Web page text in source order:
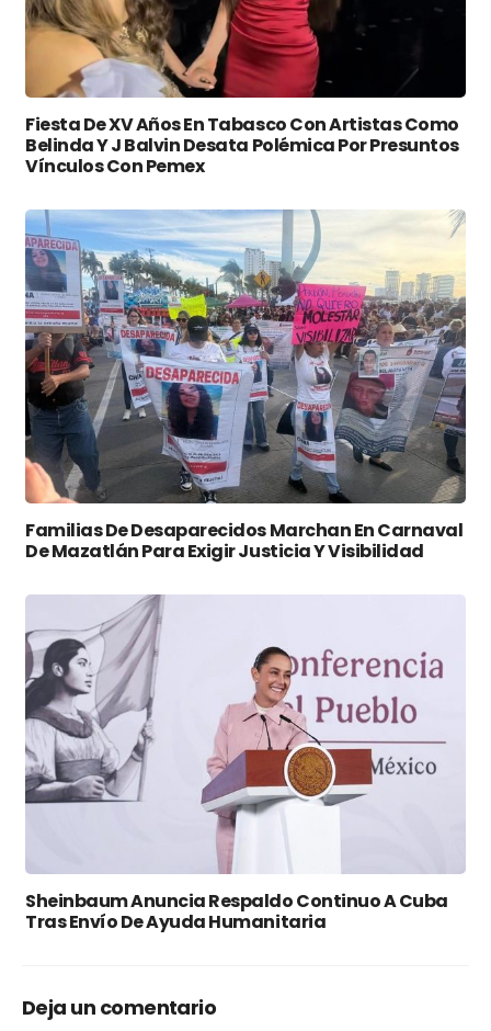
Fiesta De XV Años En Tabasco Con Artistas Como
Belinda Y J Balvin Desata Polémica Por Presuntos
Vínculos Con Pemex
Familias De Desaparecidos Marchan En Carnaval
De Mazatlán Para Exigir Justicia Y Visibilidad
Sheinbaum Anuncia Respaldo Continuo A Cuba
Tras Envío De Ayuda Humanitaria
Deja un comentario